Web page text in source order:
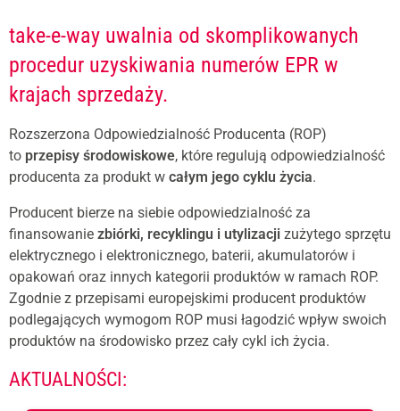
take-e-way uwalnia od skomplikowanych
procedur uzyskiwania numerów EPR w
krajach sprzedaży.
Rozszerzona Odpowiedzialność Producenta (ROP)
to przepisy środowiskowe, które regulują odpowiedzialność
producenta za produkt w całym jego cyklu życia.
Producent bierze na siebie odpowiedzialność za
finansowanie zbiórki, recyklingu i utylizacji zużytego sprzętu
elektrycznego i elektronicznego, baterii, akumulatorów i
opakowań oraz innych kategorii produktów w ramach ROP.
Zgodnie z przepisami europejskimi producent produktów
podlegających wymogom ROP musi łagodzić wpływ swoich
produktów na środowisko przez cały cykl ich życia.
AKTUALNOŚCI: